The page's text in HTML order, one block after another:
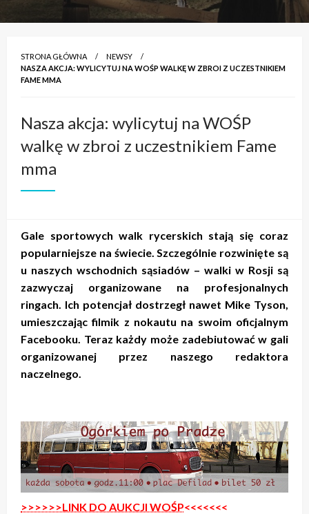
STRONA GŁÓWNA
NEWSY
NASZA AKCJA: WYLICYTUJ NA WOŚP WALKĘ W ZBROI Z UCZESTNIKIEM
FAME MMA
Nasza akcja: wylicytuj na WOŚP
walkę w zbroi z uczestnikiem Fame
mma
Gale sportowych walk rycerskich stają się coraz
popularniejsze na świecie. Szczególnie rozwinięte są
u naszych wschodnich sąsiadów – walki w Rosji są
zazwyczaj organizowane na profesjonalnych
ringach. Ich potencjał dostrzegł nawet Mike Tyson,
umieszczając filmik z nokautu na swoim oficjalnym
Facebooku. Teraz każdy może zadebiutować w gali
organizowanej przez naszego redaktora
naczelnego.
>>>>>>LINK DO AUKCJI WOŚP<<<<<<<